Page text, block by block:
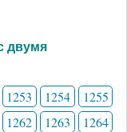
двумя
1253 1254
1255
1262 1263
1264